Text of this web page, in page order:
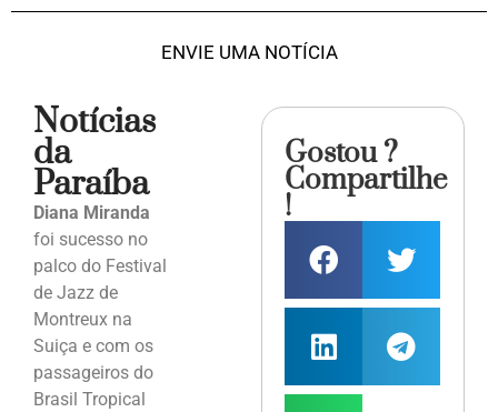
ENVIE UMA NOTÍCIA
Notícias
da
Paraíba
Diana Miranda
foi sucesso no
palco do Festival
de Jazz de
Montreux na
Suiça e com os
passageiros do
Brasil Tropical
Gostou ?
Compartilhe
!